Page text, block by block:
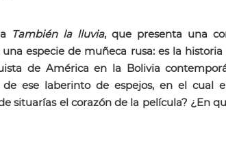
También la lluvia, que presenta una
especie de muñeca rusa: es la
de América en la Bolivia
de ese laberinto de espejos, en el cual
situarías el corazón de la película? ¿En